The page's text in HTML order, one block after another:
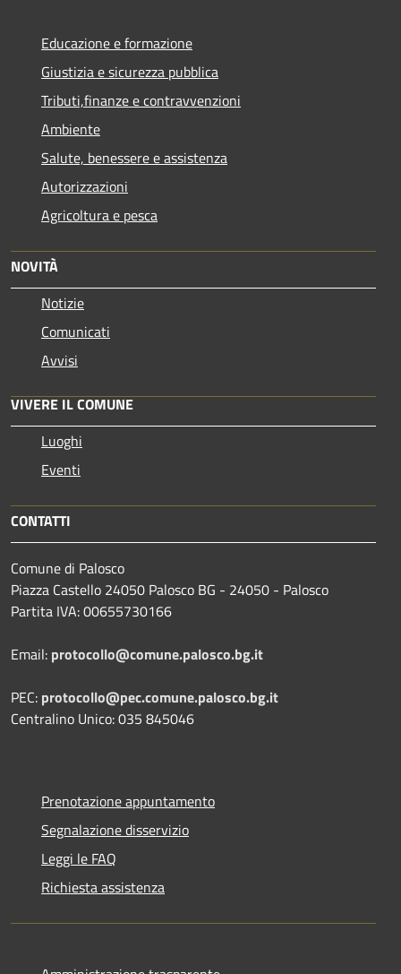
Educazione e formazione
Giustizia e sicurezza pubblica
Tributi,finanze e contravvenzioni
Ambiente
Salute, benessere e assistenza
Autorizzazioni
Agricoltura e pesca
NOVITÀ
Notizie
Comunicati
Avvisi
VIVERE IL COMUNE
Luoghi
Eventi
CONTATTI
Comune di Palosco
Piazza Castello 24050 Palosco BG - 24050 - Palosco
Partita IVA: 00655730166
Email: protocollo@comune.palosco.bg.it
PEC: protocollo@pec.comune.palosco.bg.it
Centralino Unico: 035 845046
Prenotazione appuntamento
Segnalazione disservizio
Leggi le FAQ
Richiesta assistenza